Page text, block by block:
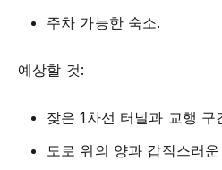
주차 가능한 숙소.
예상할 것:
잦은 1차선 터널과 교행 구
도로 위의 양과 갑작스러